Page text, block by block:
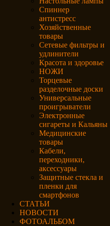
Спиннер
антистресс
Хозяйственные
товары
Сетевые фильтры и
удлинители
Красота и здоровье
НОЖИ
Торцевые
разделочные доски
Универсальные
проигрыватели
Электронные
сигареты и Кальяны
Медицинские
товары
Кабели,
переходники,
аксессуары
Защитные стекла и
пленки для
смартфонов
СТАТЬИ
НОВОСТИ
ФОТОАЛЬБОМ